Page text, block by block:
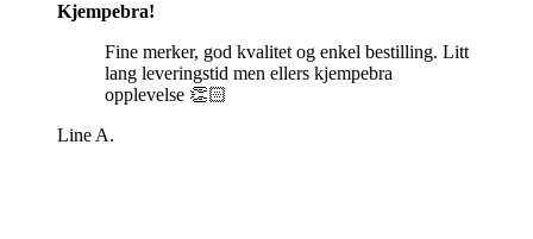
Kjempebra!
Fine merker, god kvalitet og enkel bestilling. Litt
lang leveringstid men ellers kjempebra
opplevelse 👏🏻
Line A.